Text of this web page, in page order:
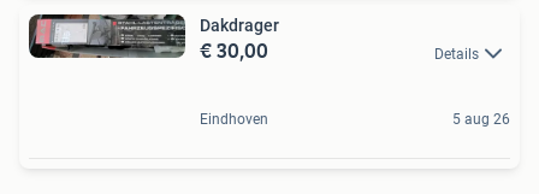
Dakdrager
€ 30,00 Details
Eindhoven 5 aug 26